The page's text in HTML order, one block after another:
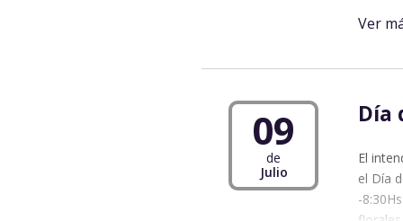
Ver
09
de
Julio
Día
El
el Día
-